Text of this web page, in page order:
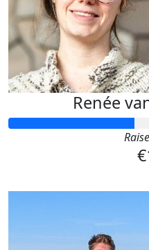
Renée